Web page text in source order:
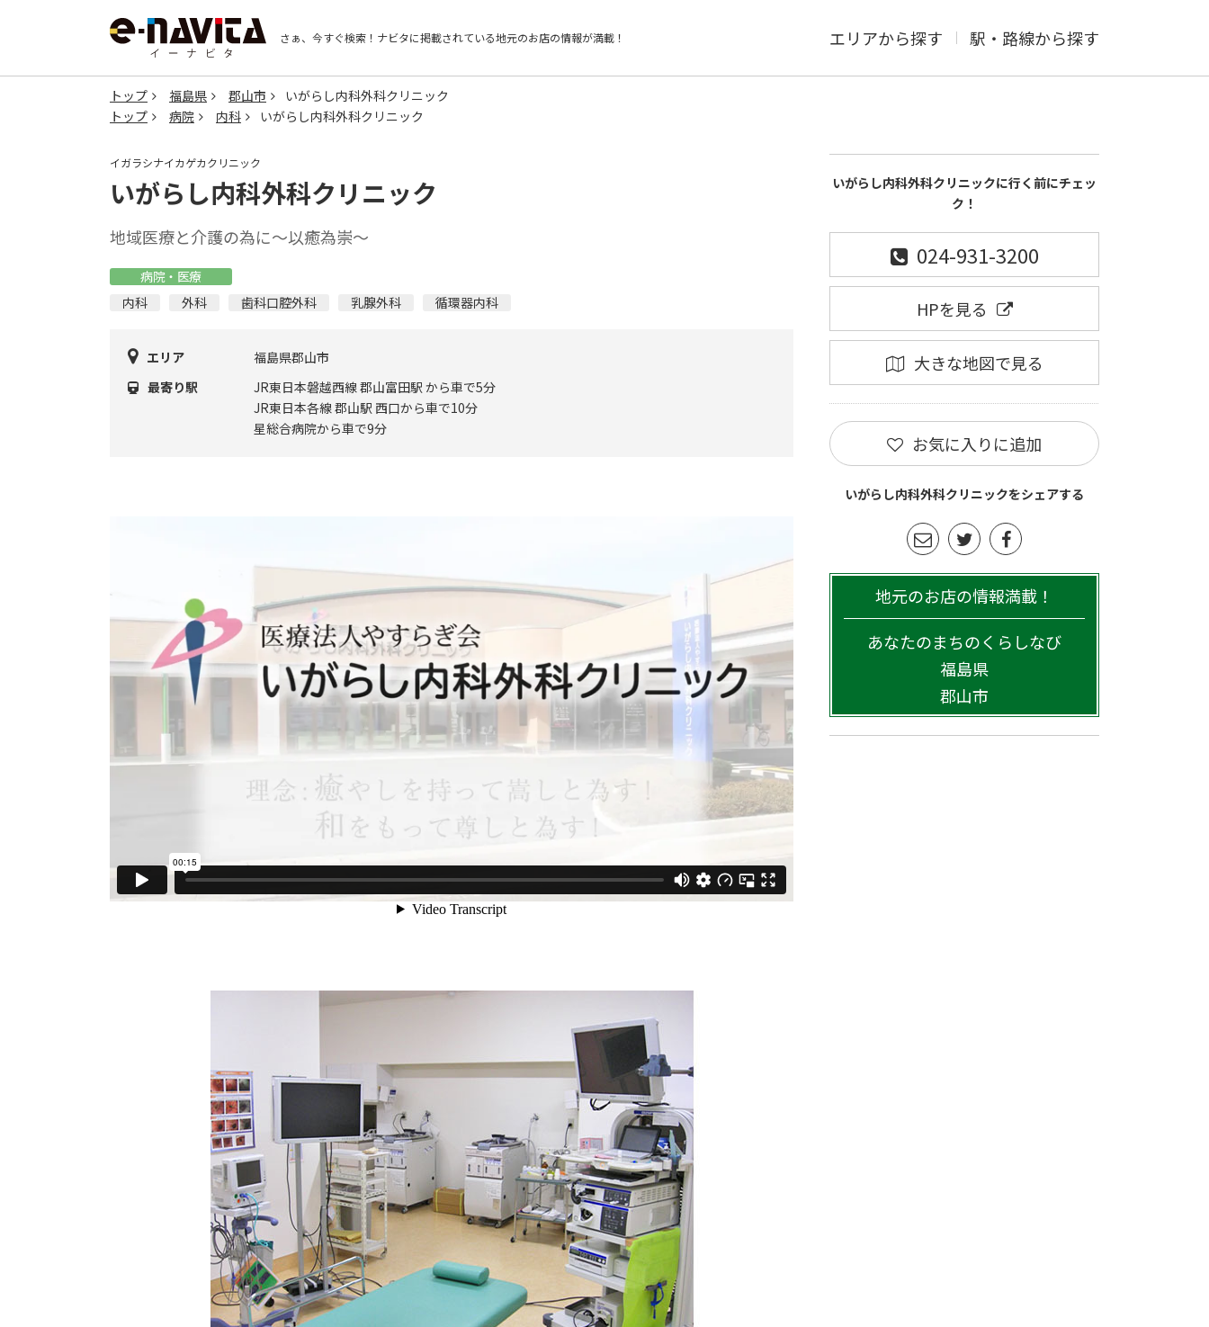
さぁ、今すぐ検索！ ナビタに掲載されている地元のお店の情報が満載！ エリアから探す 駅・路線から探す
トップ 福島県 郡山市
いがらし内科外科クリニック
トップ
病院 内科 いがらし内科外科クリニック
イガラシナイカゲカクリニック
いがらし内科外科クリニック
地域医療と介護の為に～以癒為崇～
病院・医療
内科
外科 歯科口腔外科 乳腺外科 循環器内科
エリア
福島県郡山市
最寄り駅
JR東日本磐越西線 郡山富田駅 から車で5分
JR東日本各線 郡山駅 西口から車で10分
星総合病院から車で9分
いがらし内科外科クリニックに行く前にチェッ
ク！
024-931-3200
HPを見る
大きな地図で見る
お気に入りに追加
いがらし内科外科クリニックをシェアする
地元のお店の情報満載！
あなたのまちのくらしなび
福島県
郡山市